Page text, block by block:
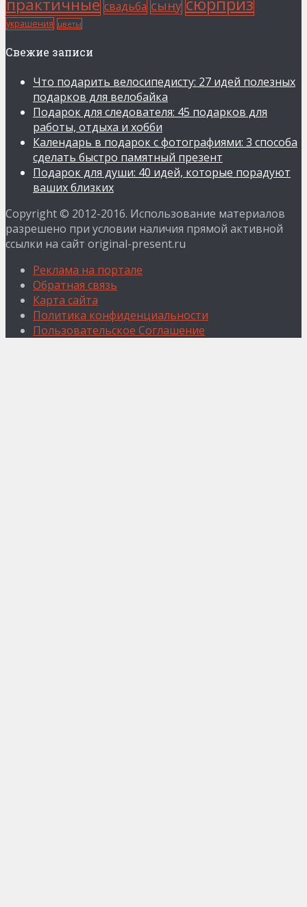
практичные свадьба сыну
украшения цветы
Свежие записи
Что подарить велосипедисту: 27 идей полезных
подарков для велобайка
Подарок для следователя: 45 подарков для
работы, отдыха и хобби
Календарь в подарок с фотографиями: 3 способа
сделать быстро памятный презент
Подарок для души: 40 идей, которые порадуют
ваших близких
Copyright © 2012-2016. Использование материалов
разрешено при условии наличия прямой активной
ссылки на сайт original-present.ru
Реклама на портале
Обратная связь
Карта сайта
Политика конфиденциальности
Пользовательское Соглашение